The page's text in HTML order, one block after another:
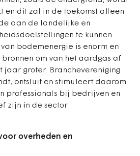
en dit zal in de toekomst alleen
aan de landelijke en
te kunnen
bodemenergie is enorm en
om van het aardgas af
jaar groter. Branchevereniging
ontsluit en stimuleert daarom
professionals bij bedrijven en
zijn in de sector
overheden en